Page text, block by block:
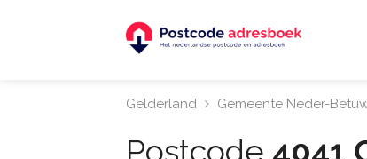
Gelderland Gemeente Neder-
Postcode 4041